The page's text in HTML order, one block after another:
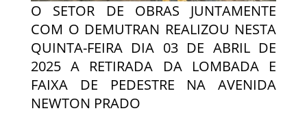
O SETOR DE OBRAS JUNTAMENTE
COM O DEMUTRAN REALIZOU NESTA
QUINTA-FEIRA DIA 03 DE ABRIL DE
2025 A RETIRADA DA LOMBADA E
FAIXA DE PEDESTRE NA AVENIDA
NEWTON PRADO